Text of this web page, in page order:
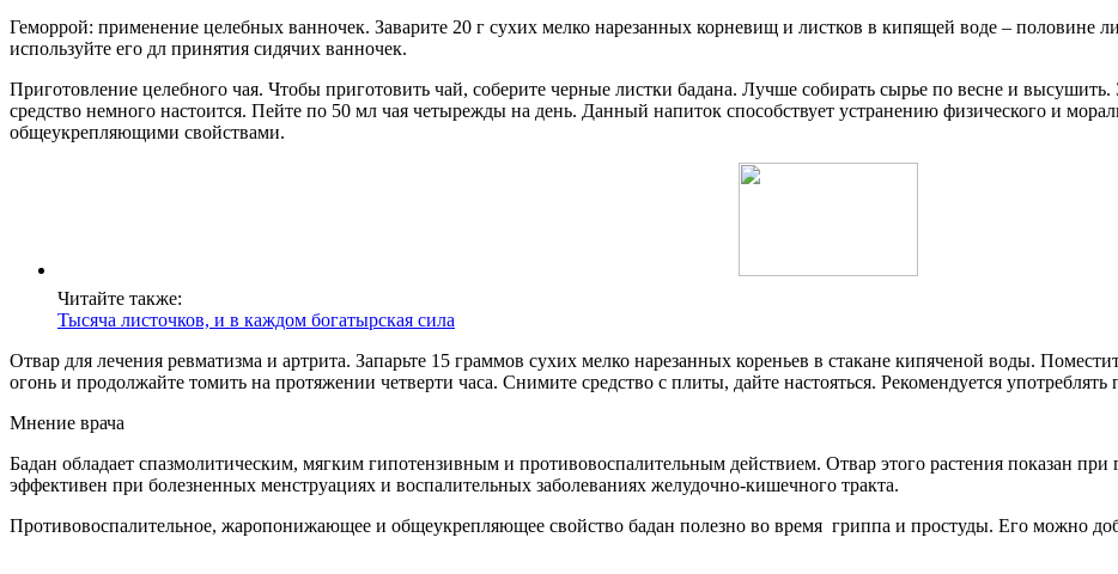
Геморрой: применение целебных ванночек. Заварите 20 г сухих мелко нарезанных корневищ и листков в кипящей воде – половине
используйте его дл принятия сидячих ванночек.
Приготовление целебного чая. Чтобы приготовить чай, соберите черные листки бадана. Лучше собирать сырье по весне и
средство немного настоится. Пейте по 50 мл чая четырежды на день. Данный напиток способствует устранению физического и
общеукрепляющими свойствами.
Читайте также:
Тысяча листочков, и в каждом богатырская сила
Отвар для лечения ревматизма и артрита. Запарьте 15 граммов сухих мелко нарезанных кореньев в стакане кипяченой воды.
огонь и продолжайте томить на протяжении четверти часа. Снимите средство с плиты, дайте настояться. Рекомендуется
Мнение врача
Бадан обладает спазмолитическим, мягким гипотензивным и противовоспалительным действием. Отвар этого растения показан
эффективен при болезненных менструациях и воспалительных заболеваниях желудочно-кишечного тракта.
Противовоспалительное, жаропонижающее и общеукрепляющее свойство бадан полезно во время гриппа и простуды. Его можно